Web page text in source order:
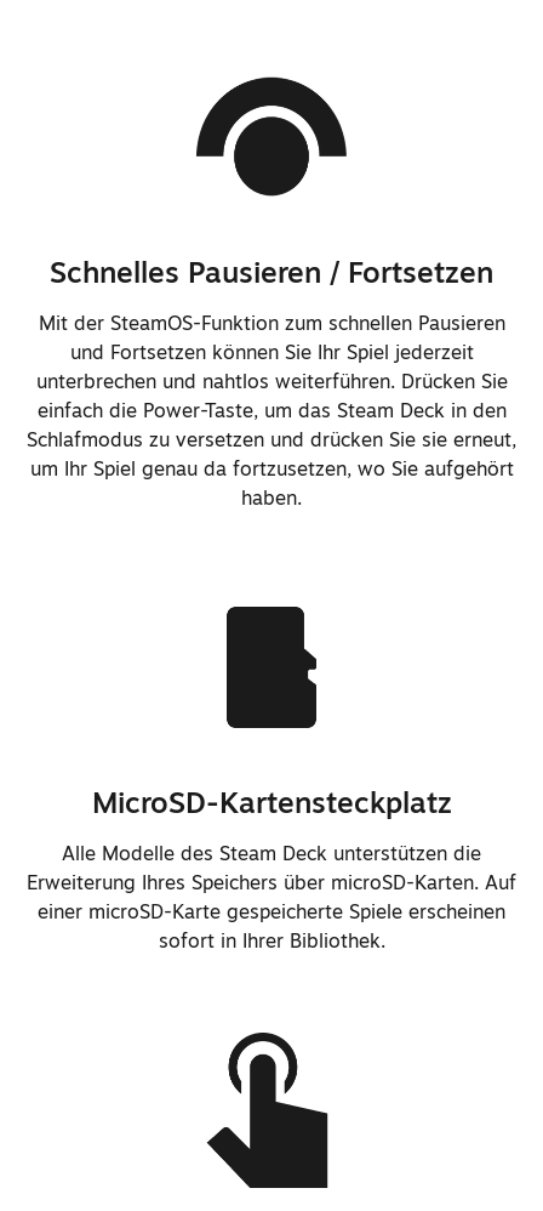
Weniger verschiedene Arten
Schrauben im gesamten Gerät
Weniger Arbeitsschritte für
Switch-Mechanismus der
Schultertasten beim Fallenlassen
Schultertasten-Switch befindet
sich für eine einfachere
Reparatur jetzt auf der Stick-
Vereinfachte Reparatur: Austausch
Erheblich verbesserte Firmware
hinzugefügt.
Fortsetzen um ca. 30 %
beschleunigt.
Schnelles Pausieren / Fortsetzen
Mit der SteamOS-Funktion zum schnellen Pausieren
und Fortsetzen können Sie Ihr Spiel jederzeit
unterbrechen und nahtlos weiterführen. Drücken Sie
einfach die Power-Taste, um das Steam Deck in den
Schlafmodus zu versetzen und drücken Sie sie erneut,
um Ihr Spiel genau da fortzusetzen, wo Sie aufgehört
haben.
MicroSD-Kartensteckplatz
Alle Modelle des Steam Deck unterstützen die
Erweiterung Ihres Speichers über microSD-Karten. Auf
einer microSD-Karte gespeicherte Spiele erscheinen
sofort in Ihrer Bibliothek.